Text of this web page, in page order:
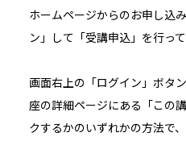
ホームページからのお申し込
ン」して「受講申込」を行って
画面右上の「ログイン」ボタ
座の詳細ページにある「この
クするかのいずれかの方法で